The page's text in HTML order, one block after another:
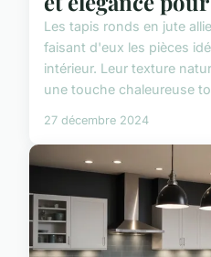
Les tapis ronds en jute
faisant d'eux les pièces
intérieur. Leur texture
une touche chaleureuse
27 décembre 2024